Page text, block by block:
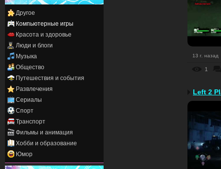
Другое
Компьютерные игры
Красота и здоровье
Люди и блоги
Музыка
Общество
Путешествия и события
Развлечения
Сериалы
Спорт
Транспорт
Фильмы и анимация
Хобби и образование
Юмор
13 г. назад
1
Left 2